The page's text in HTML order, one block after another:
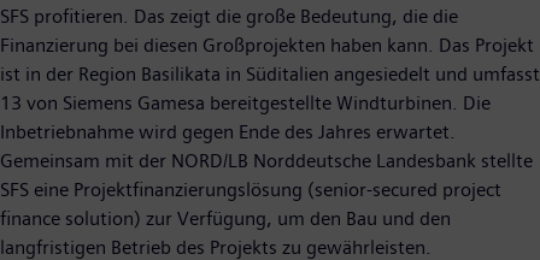
SFS profitieren. Das zeigt die große Bedeutung, die die
Finanzierung bei diesen Großprojekten haben kann. Das Projekt
ist in der Region Basilikata in Süditalien angesiedelt und umfasst
13 von Siemens Gamesa bereitgestellte Windturbinen. Die
Inbetriebnahme wird gegen Ende des Jahres erwartet.
Gemeinsam mit der NORD/LB Norddeutsche Landesbank stellte
SFS eine Projektfinanzierungslösung (senior-secured project
finance solution) zur Verfügung, um den Bau und den
langfristigen Betrieb des Projekts zu gewährleisten.